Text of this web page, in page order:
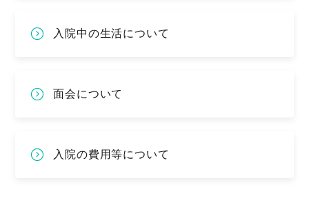
入院中の生活について
面会について
入院の費用等について